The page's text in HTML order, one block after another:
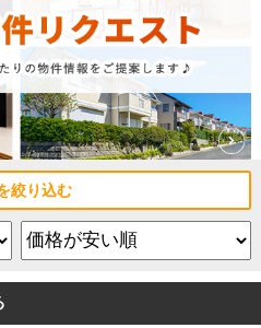
絞り込む